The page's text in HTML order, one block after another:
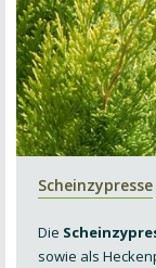
Scheinzypresse
Die
sowie als